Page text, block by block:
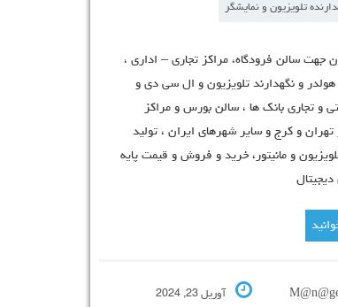
هولدر و نگهدارنده تلویزیون و نمایشگر
پایه تلویزیون جهت سالن فرودگاه، مراکز تجاری – اداری ،
فروشگاهی، هولدر و نگهدارند تلویزیون و ال سی دی و
مانیتور صنعتی و تجاری بانک ها ، سالن بورس و مراکز
اقتصادی در تهران و کرج و سایر شهرهای ایران ، تولید
کننده پایه تلویزیون و مانیتور، خرید و فروش و قیمت پایه
نمایشگرهای دیجیتال
M@n@ger25